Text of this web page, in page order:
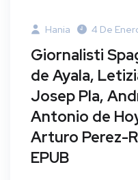
Hania 4 De
Giornalisti
de Ayala,
Josep Pla,
Antonio de
Arturo Perez-
EPUB